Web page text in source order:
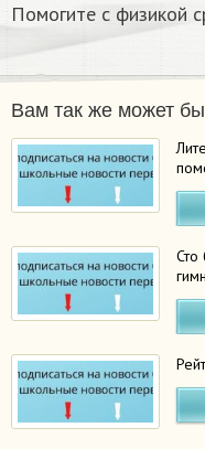
Помогите с физикой
Вам так же может
Сто